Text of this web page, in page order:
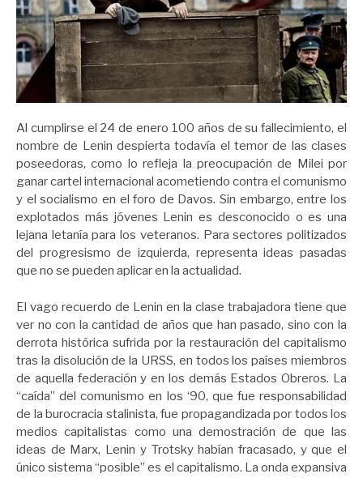
Al cumplirse el 24 de enero 100 años de su fallecimiento, el
nombre de Lenin despierta todavía el temor de las clases
poseedoras, como lo refleja la preocupación de Milei por
ganar cartel internacional acometiendo contra el comunismo
y el socialismo en el foro de Davos. Sin embargo, entre los
explotados más jóvenes Lenin es desconocido o es una
lejana letanía para los veteranos. Para sectores politizados
del progresismo de izquierda, representa ideas pasadas
que no se pueden aplicar en la actualidad.
El vago recuerdo de Lenin en la clase trabajadora tiene que
ver no con la cantidad de años que han pasado, sino con la
derrota histórica sufrida por la restauración del capitalismo
tras la disolución de la URSS, en todos los países miembros
de aquella federación y en los demás Estados Obreros. La
“caída” del comunismo en los ‘90, que fue responsabilidad
de la burocracia stalinista, fue propagandizada por todos los
medios capitalistas como una demostración de que las
ideas de Marx, Lenin y Trotsky habían fracasado, y que el
único sistema “posible” es el capitalismo. La onda expansiva